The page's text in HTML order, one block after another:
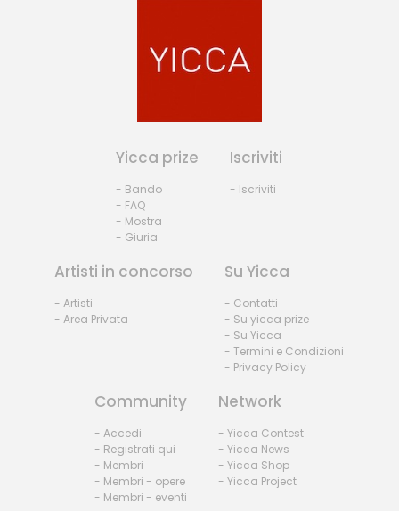
Yicca prize
- Bando
- FAQ
- Mostra
- Giuria
Iscriviti
- Iscriviti
Artisti in concorso
- Artisti
- Area Privata
Su Yicca
- Contatti
- Su yicca prize
- Su Yicca
- Termini e Condizioni
- Privacy Policy
Community
- Accedi
- Registrati qui
- Membri
- Membri - opere
- Membri - eventi
Network
- Yicca Contest
- Yicca News
- Yicca Shop
- Yicca Project